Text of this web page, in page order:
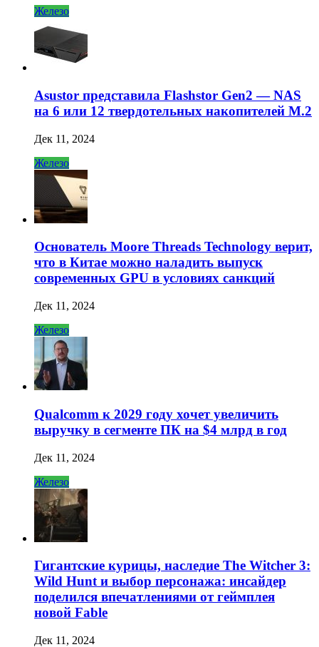
Железо
Asustor представила Flashstor Gen2 — NAS
на 6 или 12 твердотельных накопителей M.2
Дек 11, 2024
Железо
Основатель Moore Threads Technology верит,
что в Китае можно наладить выпуск
современных GPU в условиях санкций
Дек 11, 2024
Железо
Qualcomm к 2029 году хочет увеличить
выручку в сегменте ПК на $4 млрд в год
Дек 11, 2024
Железо
Гигантские курицы, наследие The Witcher 3:
Wild Hunt и выбор персонажа: инсайдер
поделился впечатлениями от геймплея
новой Fable
Дек 11, 2024